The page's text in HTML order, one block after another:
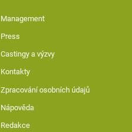
Management
Press
Castingy a výzvy
Kontakty
Zpracování osobních údajů
Nápověda
Redakce